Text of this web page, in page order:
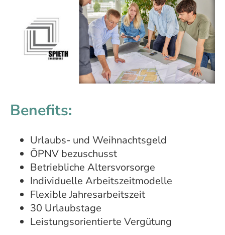
Benefits:
Urlaubs- und Weihnachtsgeld
ÖPNV bezuschusst
Betriebliche Altersvorsorge
Individuelle Arbeitszeitmodelle
Flexible Jahresarbeitszeit
30 Urlaubstage
Leistungsorientierte Vergütung